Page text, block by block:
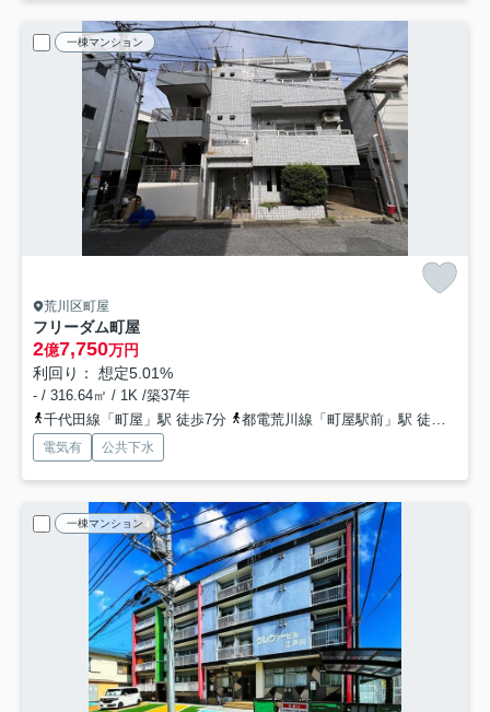
一棟マンション
荒川区町屋
フリーダム町屋
2億7,750万円
利回り： 想定5.01%
- / 316.64㎡ / 1K /築37年
千代田線「町屋」駅 徒歩7分
都電荒川線「町屋駅前」駅 徒歩6分
電気有 公共下水
一棟マンション